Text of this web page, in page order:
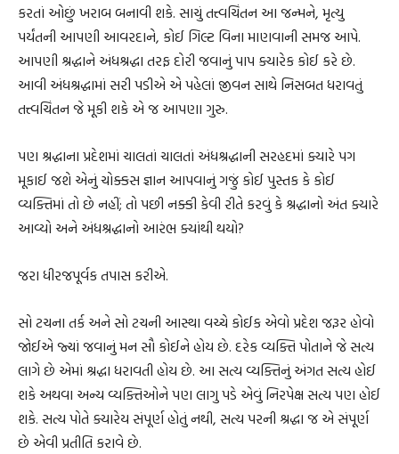
કરતાં ઓછું ખરાબ બનાવી શકે. સાચું તત્ત્વચિંતન આ જન્મને, મૃત્યુ
પર્યંતની આપણી આવરદાને, કોઈ ગિલ્ટ વિના માણવાની સમજ આપે.
આપણી શ્રદ્ધાને અંધશ્રદ્ધા તરફ દોરી જવાનું પાપ ક્યારેક કોઈ કરે છે.
આવી અંધશ્રદ્ધામાં સરી પડીએ એ પહેલાં જીવન સાથે નિસબત ધરાવતું
તત્ત્વચિંતન જે મૂકી શકે એ જ આપણા ગુરુ.
પણ શ્રદ્ધાના પ્રદેશમાં ચાલતાં ચાલતાં અંધશ્રદ્ધાની સરહદમાં ક્યારે પગ
મૂકાઈ જશે એનું ચોક્કસ જ્ઞાન આપવાનું ગજું કોઈ પુસ્તક કે કોઈ
વ્યક્તિમાં તો છે નહીં; તો પછી નક્કી કેવી રીતે કરવું કે શ્રદ્ધાનો અંત ક્યારે
આવ્યો અને અંધશ્રદ્ધાનો આરંભ ક્યાંથી થયો?
જરા ધીરજપૂર્વક તપાસ કરીએ.
સો ટચના તર્ક અને સો ટચની આસ્થા વચ્ચે કોઈક એવો પ્રદેશ જરૂર હોવો
જોઈએ જ્યાં જવાનું મન સૌ કોઈને હોય છે. દરેક વ્યક્તિ પોતાને જે સત્ય
લાગે છે એમાં શ્રદ્ધા ધરાવતી હોય છે. આ સત્ય વ્યક્તિનું અંગત સત્ય હોઈ
શકે અથવા અન્ય વ્યક્તિઓને પણ લાગુ પડે એવું નિરપેક્ષ સત્ય પણ હોઈ
શકે. સત્ય પોતે ક્યારેય સંપૂર્ણ હોતું નથી, સત્ય પરની શ્રદ્ધા જ એ સંપૂર્ણ
છે એવી પ્રતીતિ કરાવે છે.